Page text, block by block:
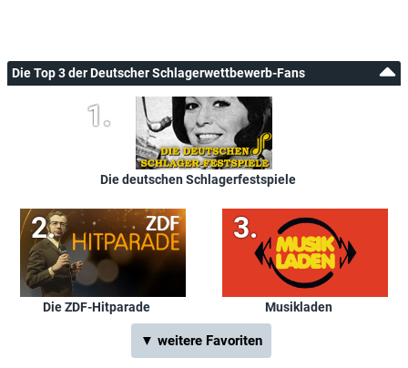
Die Top 3 der Deutscher Schlagerwettbewerb-Fans
Die deutschen Schlagerfestspiele
Die ZDF-Hitparade Musikladen
▼ weitere Favoriten